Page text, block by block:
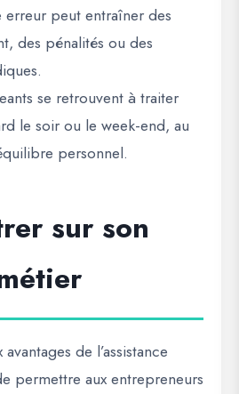
peut entraîner des
des pénalités ou des
se retrouvent à traiter
le soir ou le week-end, au
personnel.
sur son
de l’assistance
permettre aux entrepreneurs